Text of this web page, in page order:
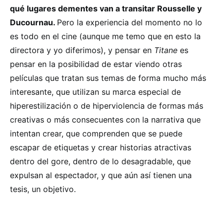
qué lugares dementes van a transitar Rousselle y
Ducournau. Pero la experiencia del momento no lo
es todo en el cine (aunque me temo que en esto la
directora y yo diferimos), y pensar en Titane es
pensar en la posibilidad de estar viendo otras
películas que tratan sus temas de forma mucho más
interesante, que utilizan su marca especial de
hiperestilización o de hiperviolencia de formas más
creativas o más consecuentes con la narrativa que
intentan crear, que comprenden que se puede
escapar de etiquetas y crear historias atractivas
dentro del gore, dentro de lo desagradable, que
expulsan al espectador, y que aún así tienen una
tesis, un objetivo.